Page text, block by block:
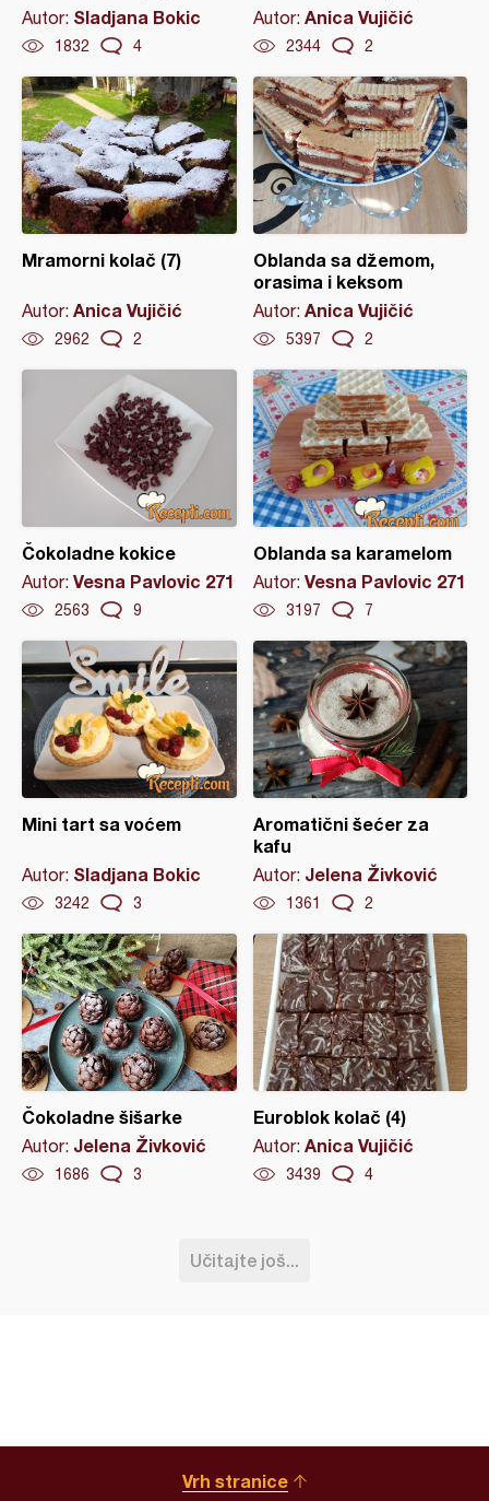
Autor: Sladjana Bokic
1832 4
Autor: Anica Vujičić
2344 2
Mramorni kolač (7)
Autor: Anica Vujičić
2962 2
Oblanda sa džemom,
orasima i keksom
Autor: Anica Vujičić
5397 2
Čokoladne kokice
Autor: Vesna Pavlovic 271
2563 9
Oblanda sa karamelom
Autor: Vesna Pavlovic 271
3197 7
Mini tart sa voćem
Autor: Sladjana Bokic
3242 3
Aromatični šećer za
kafu
Autor: Jelena Živković
1361 2
Čokoladne šišarke
Autor: Jelena Živković
1686 3
Euroblok kolač (4)
Autor: Anica Vujičić
3439 4
Učitajte još...
Vrh stranice